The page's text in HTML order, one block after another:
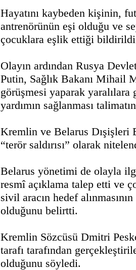
Hayatını kaybeden kişinin,
antrenörünün eşi olduğu ve
çocuklara eşlik ettiği
Olayın ardından Rusya
Putin, Sağlık Bakanı Mihail
görüşmesi yaparak
yardımın sağlanması
Kremlin ve Belarus Dışişleri
“terör saldırısı” olarak
Belarus yönetimi de olayla
resmî açıklama talep etti ve
sivil aracın hedef
olduğunu belirtti.
Kremlin Sözcüsü Dmitri
tarafı tarafından
olduğunu söyledi.